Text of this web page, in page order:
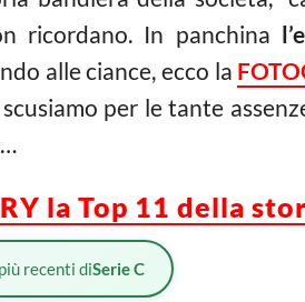
ricordano. In panchina
alle ciance, ecco la
per le tante
la Top 11 della
recenti diSerie C